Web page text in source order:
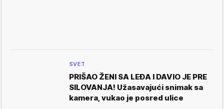
SVET
PRIŠAO ŽENI SA LEĐA I DAVIO JE PRE
SILOVANJA! Užasavajući snimak sa
kamera, vukao je posred ulice